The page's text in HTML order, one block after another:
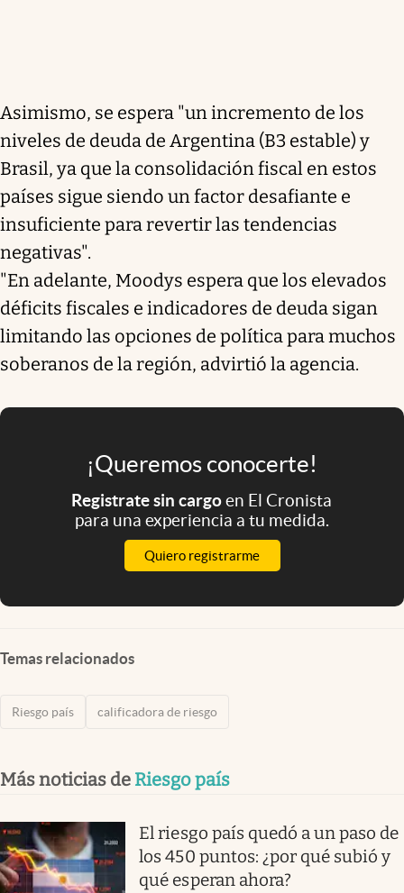
Asimismo, se espera "un incremento de los
niveles de deuda de Argentina (B3 estable) y
Brasil, ya que la consolidación fiscal en estos
países sigue siendo un factor desafiante e
insuficiente para revertir las tendencias
negativas".
"En adelante, Moodys espera que los elevados
déficits fiscales e indicadores de deuda sigan
limitando las opciones de política para muchos
soberanos de la región, advirtió la agencia.
¡Queremos conocerte!
Registrate sin cargoen El Cronista
para una experiencia a tu medida.
Quiero registrarme
Temas relacionados
Riesgo país calificadora de riesgo
Más noticias de Riesgo país
El riesgo país quedó a un paso de
los 450 puntos: ¿por qué subió y
qué esperan ahora?